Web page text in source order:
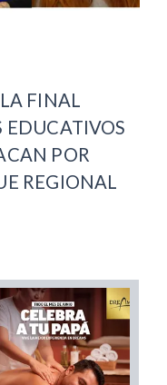
FINAL
EDUCATIVOS
POR
REGIONAL